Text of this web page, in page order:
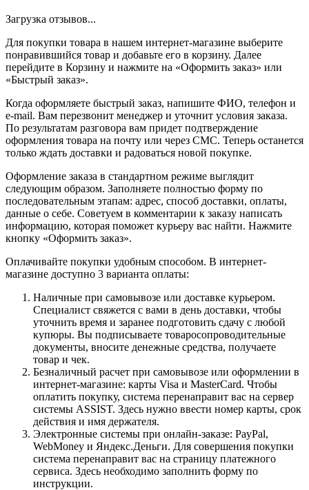
Загрузка отзывов...
Для покупки товара в нашем интернет-магазине выберите
понравившийся товар и добавьте его в корзину. Далее
перейдите в Корзину и нажмите на «Оформить заказ» или
«Быстрый заказ».
Когда оформляете быстрый заказ, напишите ФИО, телефон и
e-mail. Вам перезвонит менеджер и уточнит условия заказа.
По результатам разговора вам придет подтверждение
оформления товара на почту или через СМС. Теперь останется
только ждать доставки и радоваться новой покупке.
Оформление заказа в стандартном режиме выглядит
следующим образом. Заполняете полностью форму по
последовательным этапам: адрес, способ доставки, оплаты,
данные о себе. Советуем в комментарии к заказу написать
информацию, которая поможет курьеру вас найти. Нажмите
кнопку «Оформить заказ».
Оплачивайте покупки удобным способом. В интернет-
магазине доступно 3 варианта оплаты:
Наличные при самовывозе или доставке курьером.
Специалист свяжется с вами в день доставки, чтобы
уточнить время и заранее подготовить сдачу с любой
купюры. Вы подписываете товаросопроводительные
документы, вносите денежные средства, получаете
товар и чек.
Безналичный расчет при самовывозе или оформлении в
интернет-магазине: карты Visa и MasterCard. Чтобы
оплатить покупку, система перенаправит вас на сервер
системы ASSIST. Здесь нужно ввести номер карты, срок
действия и имя держателя.
Электронные системы при онлайн-заказе: PayPal,
WebMoney и Яндекс.Деньги. Для совершения покупки
система перенаправит вас на страницу платежного
сервиса. Здесь необходимо заполнить форму по
инструкции.